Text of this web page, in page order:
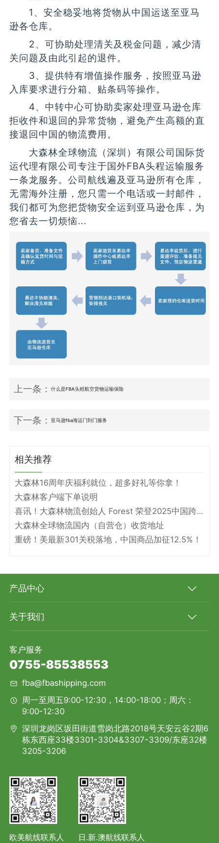
1、安全稳妥地将货物从中国运送至亚马
逊各仓库。
2、可协助处理清关及税金问题，减少清
关问题及由此引起的退件。
3、提供特有增值操作服务，按照亚马逊
入库要求进行分箱、贴条码等操作。
4、中转中心可协助卖家处理亚马逊仓库
拒收件和退回的异常货物，避免产生高额的直
接退回中国的物流费用。
大森林全球物流（深圳）有限公司国际货
运代理有限公司专注于国外FBA头程运输服务
一条龙服务。公司航线遍及亚马逊所有仓库，
无需海外注册，您只需一个电话或一封邮件，
我们都可为您把货物安全运到亚马逊仓库，为
您省去一切烦恼...
上一条：什么是FBA头程航空货物运输保险
下一条：亚马逊fba海运门到门服务
相关推荐
大森林16周年庆福利就位，超多好礼等你拿！
大森林客户端下单说明
喜讯！大森林物流创始人 Forest 荣登2025中国跨境电商物流名人堂！
大森林全球物流国内（自营仓）收货地址
重磅！美最新301关税落地，中国商品加征12.5%！
产品中心
关于我们
客户服务
0755-85538553
fba@fbashipping.com
周一至周五9:00-12:30，14:00-18:00；周六：
9:00-12:30
深圳龙岗区坂田街道雪岗北路2018号天安云谷2期6
栋东西座33楼3301-3304&3307-3309/东座32楼
3205-3206
欧美航线联系人 日.新.澳航线联系人